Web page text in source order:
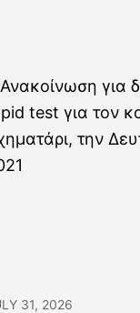
31, 2026